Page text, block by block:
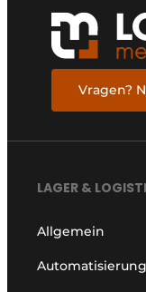
Vragen?
LAGER &
Allgemein
Automatisierung